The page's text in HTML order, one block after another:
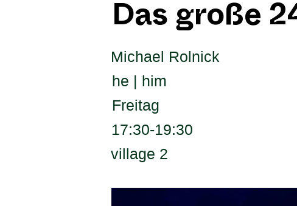
Das große
Michael Rolnick
he | him
Freitag
17:30-19:30
village 2